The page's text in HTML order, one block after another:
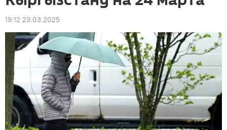
19:12 23.03.2025